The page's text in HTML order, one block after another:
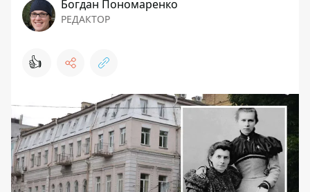
Богдан Пономаренко
РЕДАКТОР
👍